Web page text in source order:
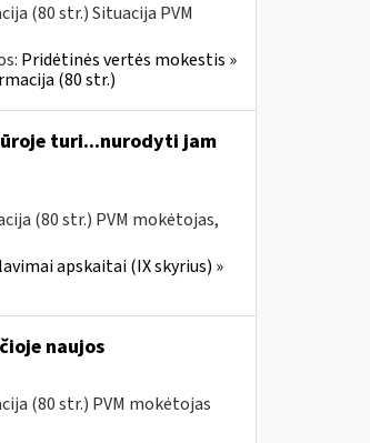
(80 str.) Situacija PVM
Pridėtinės vertės mokestis »
(80 str.)
turi...nurodyti jam
(80 str.) PVM mokėtojas,
apskaitai (IX skyrius) »
naujos
(80 str.) PVM mokėtojas